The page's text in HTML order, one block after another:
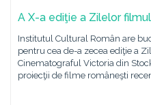
A X-a ediţie a Zilelor
Institutul Cultural Român are
pentru cea de-a zecea ediţie a
Cinematograful Victoria din
proiecţii de filme româneşti